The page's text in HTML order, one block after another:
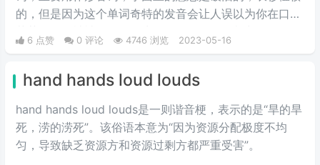
的，但是因为这个单词奇特的发音会让人误以为你在口吐
6 点赞 0 评论 4746 浏览 2023-05-16
hand hands loud louds
hand hands loud louds是一则谐音梗，表示的是“旱的旱
死，涝的涝死”。该俗语本意为“因为资源分配极度不均
匀，导致缺乏资源方和资源过剩方都严重受害”。